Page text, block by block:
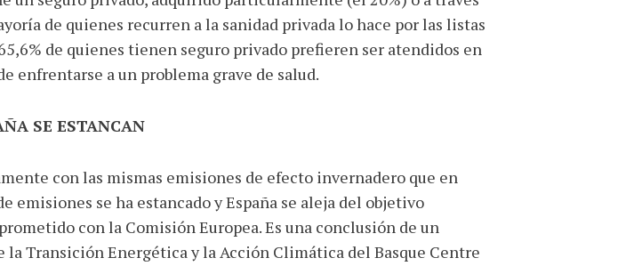
de quienes recurren a la sanidad privada lo hace por las listas
de quienes tienen seguro privado prefieren ser atendidos en
enfrentarse a un problema grave de salud.
SE ESTANCAN
con las mismas emisiones de efecto invernadero que en
emisiones se ha estancado y España se aleja del objetivo
con la Comisión Europea. Es una conclusión de un
la Transición Energética y la Acción Climática del Basque Centre